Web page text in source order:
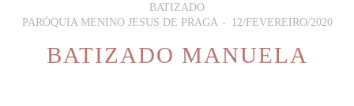
BATIZADO
PARÓQUIA MENINO JESUS DE PRAGA
12/FEVEREIRO/2020
BATIZADO MANUELA